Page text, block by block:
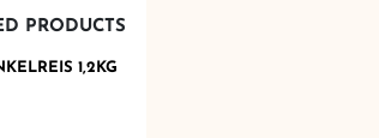
PRODUCTS
1,2KG